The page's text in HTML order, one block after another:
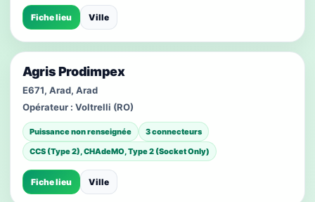
Fiche lieu Ville
Agris Prodimpex
E671, Arad, Arad
Opérateur : Voltrelli (RO)
Puissance non renseignée
3 connecteurs
CCS (Type 2), CHAdeMO, Type 2 (Socket Only)
Fiche lieu Ville